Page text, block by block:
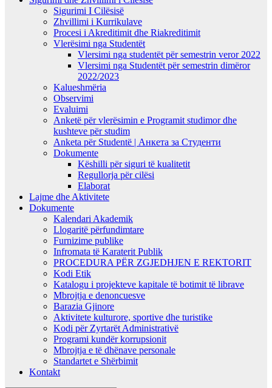
Sigurimi I Cilësisë
Zhvillimi i Kurrikulave
Procesi i Akreditimit dhe Riakreditimit
Vlerësimi nga Studentët
Vlersimi nga studentët për semestrin veror 2022
Vlersimi nga Studentët për semestrin dimëror
2022/2023
Kalueshmëria
Observimi
Evaluimi
Anketë për vlerësimin e Programit studimor dhe
kushteve për studim
Anketa për Studentë | Анкета за Студенти
Dokumente
Këshilli për siguri të kualitetit
Regullorja për cilësi
Elaborat
Lajme dhe Aktivitete
Dokumente
Kalendari Akademik
Llogaritë përfundimtare
Furnizime publike
Infromata të Karaterit Publik
PROCEDURA PËR ZGJEDHJEN E REKTORIT
Kodi Etik
Katalogu i projekteve kapitale të botimit të librave
Mbrojtja e denoncuesve
Barazia Gjinore
Aktivitete kulturore, sportive dhe turistike
Kodi për Zyrtarët Administrativë
Programi kundër korrupsionit
Mbrojtja e të dhënave personale
Standartet e Shërbimit
Kontakt